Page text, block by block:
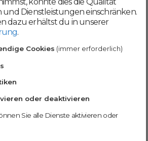
jetzt Teil der
Erfahrung und profitiere
Dienstleistungen einschränken.
dazu erhältst du in unserer
.
Cookies (immer erforderlich)
oder deaktivieren
Sie alle Dienste aktivieren oder